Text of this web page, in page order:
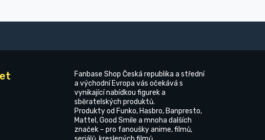
Fanbase Shop Česká republika a střední
a východní Evropa vás očekává s
vynikající nabídkou figurek a
sběratelských produktů.
Produkty od Funko, Hasbro, Banpresto,
Mattel, Good Smile a mnoha dalších
značek – pro fanoušky anime, filmů,